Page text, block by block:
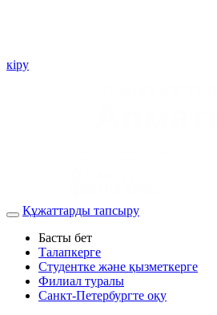
кіру
Құжаттарды тапсыру
Басты бет
Талапкерге
Студентке және қызметкерге
Филиал туралы
Санкт-Петербургте оқу